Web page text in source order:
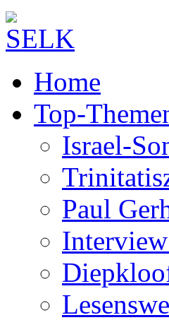
Home
Top-
Israel-
Paul